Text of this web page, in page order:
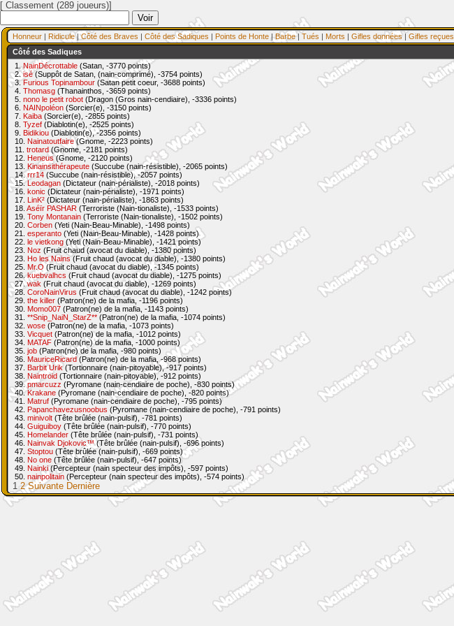
[ Classement (289 joueurs)]
Honneur | Ridicule|Côté des Braves | Côté des Sadiques | Points de Honte |Barbe| Tués | Morts | Gifles données | Gifles reçues
Côté des Sadiques
1. NainDécrottable (Satan, -3770 points)
2.isé(Suppôt de Satan, (nain-comprimé), -3754 points)
3. Furious Topinambour (Satan petit coeur, -3688 points)
4. Thomasg (Thanainthos, -3659 points)
5. nono le petit robot (Dragon (Gros nain-cendiaire), -3336 points)
6. NAINpoléon (Sorcier(e), -3150 points)
7. Kaiba (Sorcier(e), -2855 points)
8. Tyzef (Diablotin(e), -2525 points)
9. Bidikiou (Diablotin(e), -2356 points)
10. Nainatoutfaire(Gnome, -2223 points)
11. trotard (Gnome, -2181 points)
12. Heneus(Gnome, -2120 points)
13. Kinainsithérapeute (Succube (nain-résistible), -2065 points)
14.rrr14 (Succube (nain-résistible), -2057 points)
15.Leodagan (Dictateur (nain-périaliste), -2018 points)
16. konic (Dictateur (nain-périaliste), -1971 points)
17. LinK² (Dictateur (nain-périaliste), -1863 points)
18. Aséïr PASHAR (Terroriste (Nain-tionaliste), -1533 points)
19. Tony Montanain (Terroriste (Nain-tionaliste), -1502 points)
20. Corben (Yeti (Nain-Beau-Minable), -1498 points)
21. esperanto (Yeti (Nain-Beau-Minable), -1428 points)
22. le vietkong (Yeti (Nain-Beau-Minable), -1421 points)
23. Noz (Fruit chaud (avocat du diable), -1380 points)
23. Ho les Nains(Fruit chaud (avocat du diable), -1380 points)
25. Mr.O (Fruit chaud (avocat du diable), -1345 points)
26.kuebvalhcs (Fruit chaud (avocat du diable), -1275 points)
27.wak (Fruit chaud (avocat du diable), -1269 points)
28. CoroNainVirus (Fruit chaud (avocat du diable), -1242 points)
29. the killer (Patron(ne) de la mafia, -1196 points)
30. Momo007 (Patron(ne) de la mafia, -1143 points)
31. **Snip_NaiN_StarZ** (Patron(ne) de la mafia, -1074 points)
32. wose (Patron(ne) de la mafia, -1073 points)
33. Vicquet (Patron(ne) de la mafia, -1012 points)
34. MATAF (Patron(ne) de la mafia, -1000 points)
35. job (Patron(ne) de la mafia, -980 points)
36. MauriceRicard(Patron(ne) de la mafia, -968 points)
37. Barbit Urik(Tortionnaire (nain-pitoyable), -917 points)
38. Naintroid (Tortionnaire (nain-pitoyable), -912 points)
39.pmarcuzz (Pyromane (nain-cendiaire de poche), -830 points)
40.Krakane (Pyromane (nain-cendiaire de poche), -820 points)
41. Matruf (Pyromane (nain-cendiaire de poche), -795 points)
42. Papanchavezusnoobus (Pyromane (nain-cendiaire de poche), -791 points)
43. minivolt (Tête brûlée (nain-pulsif), -781 points)
44. Guiguiboy (Tête brûlée (nain-pulsif), -770 points)
45. Homelander (Tête brûlée (nain-pulsif), -731 points)
46. Nainvak Djokovic™(Tête brûlée (nain-pulsif), -696 points)
47. Stoptou (Tête brûlée (nain-pulsif), -669 points)
48. No one (Tête brûlée (nain-pulsif), -647 points)
49. Nainki(Percepteur (nain specteur des impôts), -597 points)
50. nainpolitain (Percepteur (nain specteur des impôts), -574 points)
1 2 Suivante Dernière